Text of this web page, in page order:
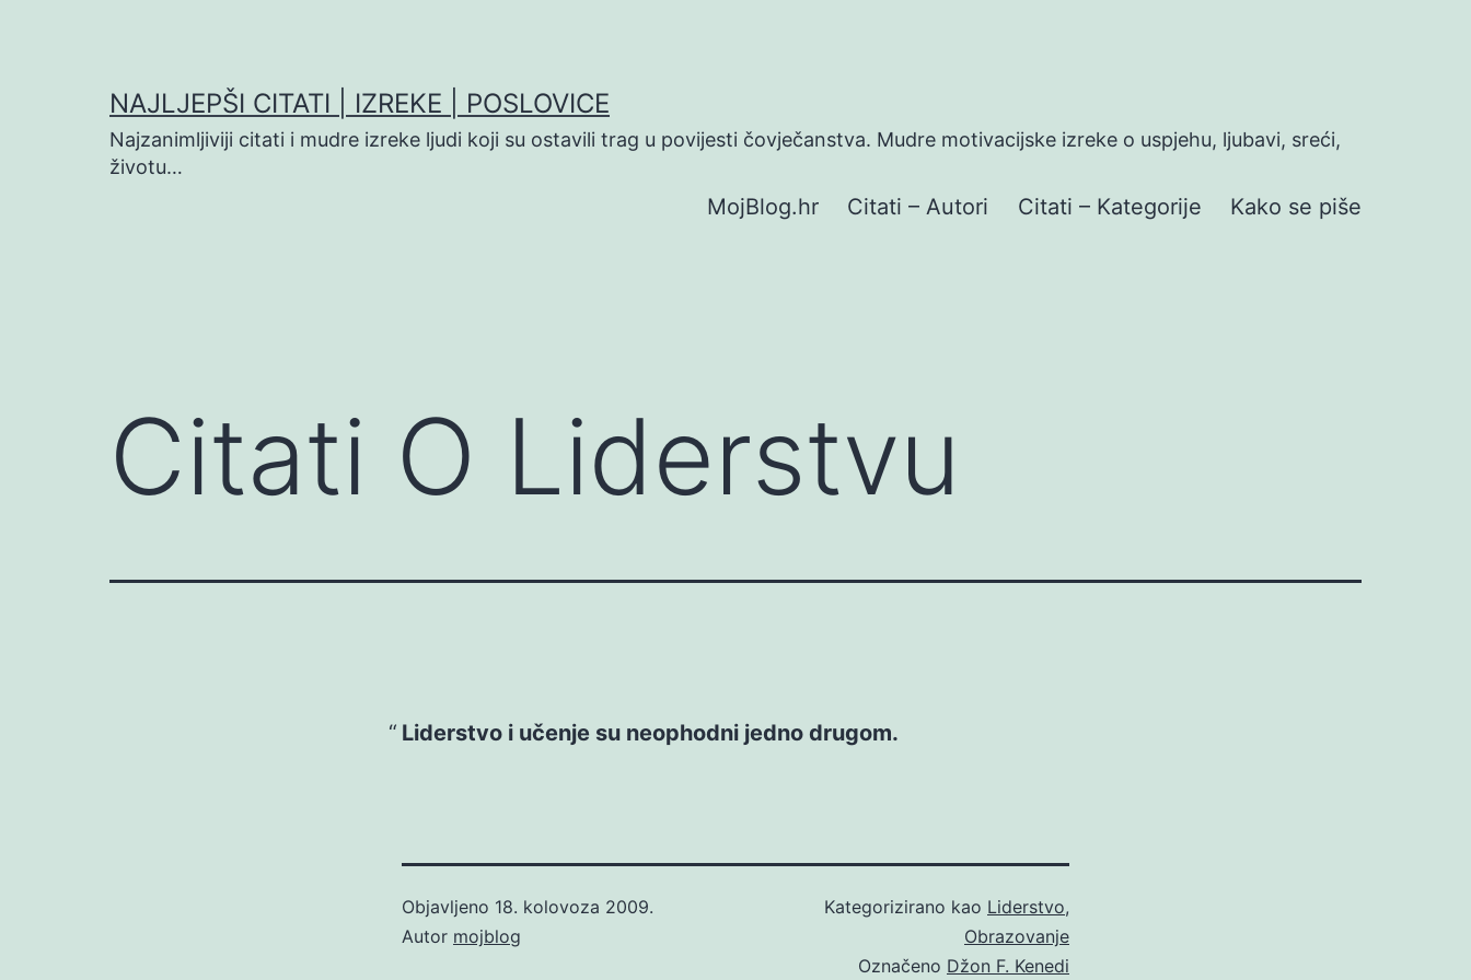
NAJLJEPŠI CITATI | IZREKE | POSLOVICE
Najzanimljiviji citati i mudre izreke ljudi koji su ostavili trag u povijesti čovječanstva. Mudre motivacijske izreke o uspjehu, ljubavi, sreći,
životu…
MojBlog.hr Citati – Autori Citati – Kategorije Kako se piše
Citati O Liderstvu
Liderstvo i učenje su neophodni jedno drugom.
Objavljeno 18. kolovoza 2009.
Autor mojblog
Kategorizirano kao Liderstvo,
Obrazovanje
Označeno Džon F. Kenedi